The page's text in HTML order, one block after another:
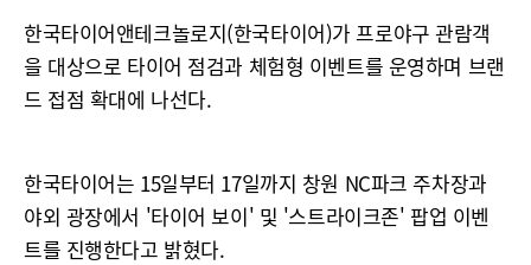
한국타이어앤테크놀로지(한국타이어)가 프로야구 관람객
을 대상으로 타이어 점검과 체험형 이벤트를 운영하며 브랜
드 접점 확대에 나선다.
한국타이어는 15일부터 17일까지 창원 NC파크 주차장과
야외 광장에서 '타이어 보이' 및 '스트라이크존' 팝업 이벤
트를 진행한다고 밝혔다.